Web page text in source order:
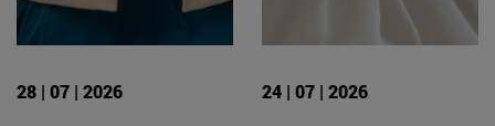
28 | 07 | 2026 24 | 07 | 2026